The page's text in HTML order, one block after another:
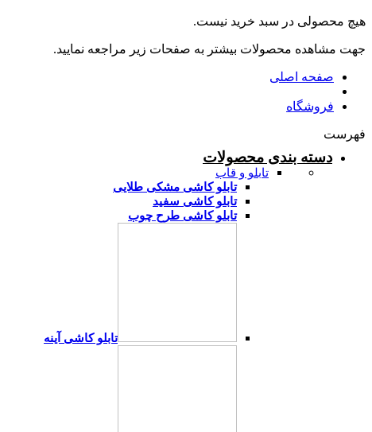
هیچ محصولی در سبد خرید نیست.
جهت مشاهده محصولات بیشتر به صفحات زیر مراجعه نمایید.
صفحه اصلی
فروشگاه
فهرست
دسته بندی محصولات
تابلو و قاب
تابلو کاشی مشکی طلایی
تابلو کاشی سفید
تابلو کاشی طرح چوب
تابلو کاشی آینه